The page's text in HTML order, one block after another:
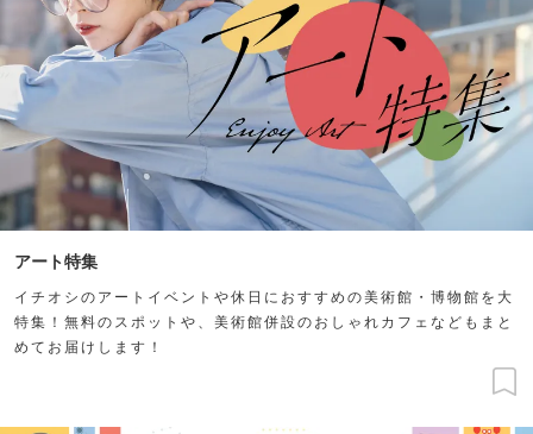
アート特集
イチオシのアートイベントや休日におすすめの美術館・博物館を大
特集！無料のスポットや、美術館併設のおしゃれカフェなどもまと
めてお届けします！